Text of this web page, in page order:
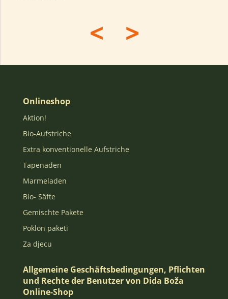
< >
Onlineshop
Aktion!
Bio-Aufstriche
Extra konventionelle Aufstriche
Tapenaden
Marmeladen
Bio- Säfte
Gemischte Pakete
Poklon paketi
Za djecu
Allgemeine Geschäftsbedingungen, Pflichten
und Rechte der Benutzer von Dida Boža
Online-Shop